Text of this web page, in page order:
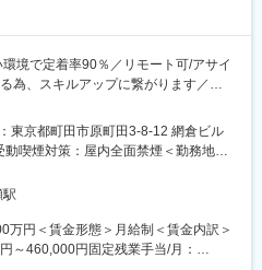
ています。
術を学ぶための会社負担による技術
ための書籍・e-ラーニング代の全額
験料の補助制度などがあります。
、男性の育休取得推進にも取り組ん
環境で定着率90％／リモート可/アサイ
為、スキルアップに繋がります／退
社の定める業務】
手掛ける当社にて、組み込み開発エ
し、アサインされる案件をご自身で
の企業様に常駐して頂くポジション
東京都町田市原町田3-8-12 網倉ビル
喫煙対策：屋内全面禁煙＜勤務地詳
近辺）住所：東京都もしくは神奈川県
す（いずれも町田近辺） 受動喫煙対
万円＜賃金形態＞月給制＜賃金内訳＞
～460,000円固定残業手当/月：